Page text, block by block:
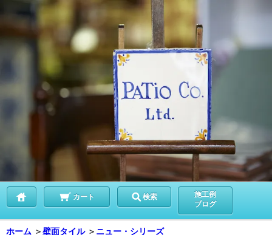
カート 検索
施工例
ブログ
ホーム ＞壁面タイル ＞ ニュー・シリーズ